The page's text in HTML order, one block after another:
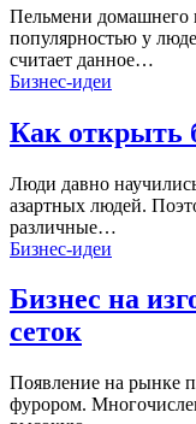
Пельмени домашнего
популярностью у
считает данное…
Бизнес-идеи
Как открыть
Люди давно
азартных людей.
различные…
Бизнес-идеи
Бизнес на
сеток
Появление на рынке
фурором.